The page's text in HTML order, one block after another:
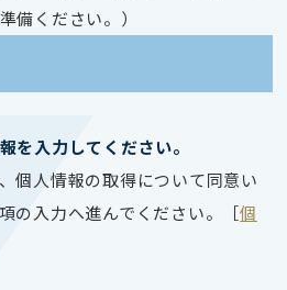
備ください。）
を入力してください。
個人情報の取得について同意い
の入力へ進んでください。［個